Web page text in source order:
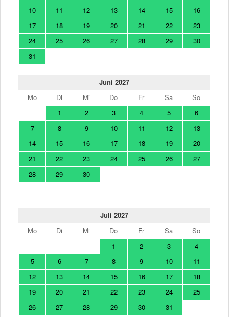
10
11 12 13 14 15
16
17
18 19 20 21 22
23
24
25 26 27 28 29
30
31
Juni 2027
Mo
Di Mi Do Fr Sa
So
1
2 3 4 5
6
7
8 9 10 11 12
13
14
15 16 17 18 19
20
21
22 23 24 25 26
27
28
29 30
Juli 2027
Mo
Di Mi Do Fr Sa
So
1
2 3
4
5
6 7 8 9 10
11
12
13 14 15 16 17
18
19
20 21 22 23 24
25
26
27 28 29 30 31